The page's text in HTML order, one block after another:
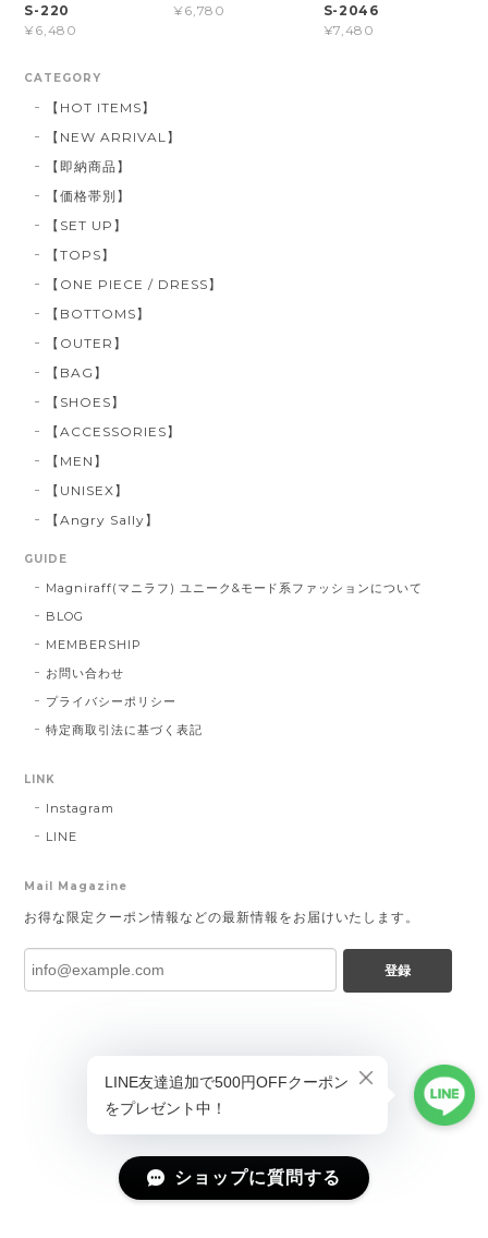
S-220
¥6,480
¥6,780
S-2046
¥7,480
CATEGORY
【HOT ITEMS】
【NEW ARRIVAL】
【即納商品】
【価格帯別】
【SET UP】
【TOPS】
【ONE PIECE / DRESS】
【BOTTOMS】
【OUTER】
【BAG】
【SHOES】
【ACCESSORIES】
【MEN】
【UNISEX】
【Angry Sally】
GUIDE
Magniraff(マニラフ) ユニーク&モード系ファッションについて
BLOG
MEMBERSHIP
お問い合わせ
プライバシーポリシー
特定商取引法に基づく表記
LINK
Instagram
LINE
Mail Magazine
お得な限定クーポン情報などの最新情報をお届けいたします。
登録
ショップに質問する